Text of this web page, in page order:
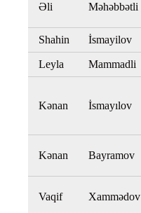
Əli Məhəbbətli
Shahin İsmayilov
Leyla Mammadli
Kənan İsmayılov
Kənan Bayramov
Vaqif Xammədov